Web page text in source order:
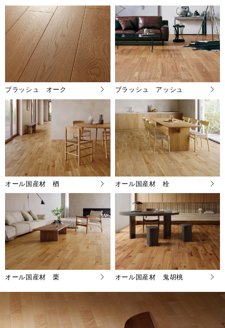
ブラッシュ オーク ブラッシュ アッシュ
オール国産材 楢 オール国産材 栓
オール国産材 栗 オール国産材 鬼胡桃